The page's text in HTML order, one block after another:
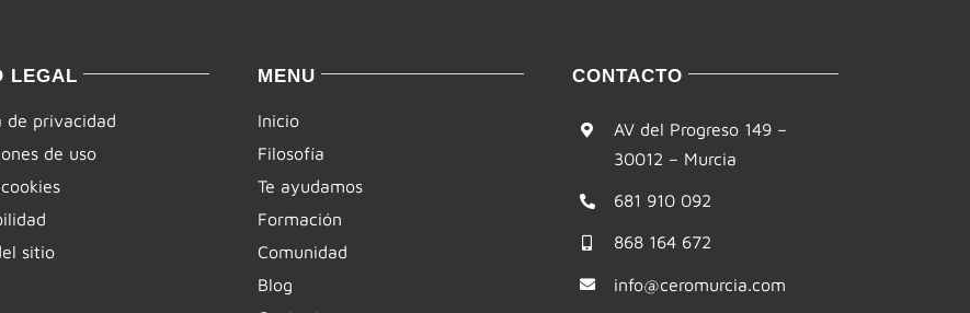
LEGAL
de privacidad
de uso
sitio
MENU
Inicio
Filosofía
Te ayudamos
Formación
Comunidad
Blog
CONTACTO
AV del Progreso 149 –
30012 – Murcia
681 910 092
868 164 672
info@ceromurcia.com